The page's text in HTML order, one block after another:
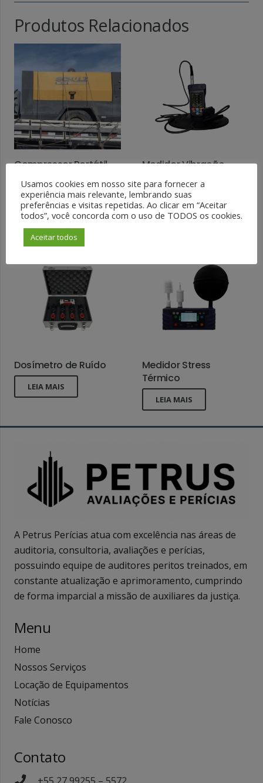
Produtos Relacionados
Compressor Portátil
de Pistão SD 400
Schulz
LEIA MAIS
Medidor Vibração
Corpo Inteiro e Mãos e
Braços
LEIA MAIS
Dosímetro de Ruído
LEIA MAIS
Medidor Stress
Térmico
LEIA MAIS
A Petrus Perícias atua com excelência nas áreas de
auditoria, consultoria, avaliações e perícias,
possuindo equipe de auditores peritos treinados, em
constante atualização e aprimoramento, cumprindo
de forma imparcial a missão de auxiliares da justiça.
Menu
Home
Nossos Serviços
Locação de Equipamentos
Notícias
Fale Conosco
Contato
Usamos cookies em nosso site para fornecer a
experiência mais relevante, lembrando suas
preferências e visitas repetidas. Ao clicar em “Aceitar
todos”, você concorda com o uso de TODOS os cookies.
Aceitar todos